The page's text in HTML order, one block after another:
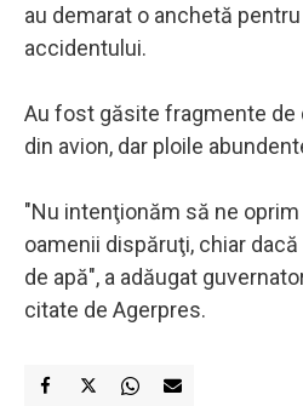
au demarat o anchetă
accidentului.
Au fost găsite fragmente de
din avion, dar ploile
"Nu intenţionăm să ne
oamenii dispăruţi, chiar
de apă", a adăugat
citate de Agerpres.